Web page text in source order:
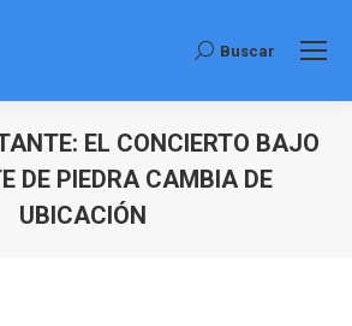
Buscar:
Buscar
EL CONCIERTO BAJO
DE PIEDRA CAMBIA DE
UBICACIÓN